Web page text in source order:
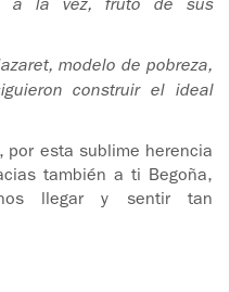
a la vez, fruto de sus
modelo de pobreza,
construir el ideal
por esta sublime herencia
también a ti Begoña,
llegar y sentir tan